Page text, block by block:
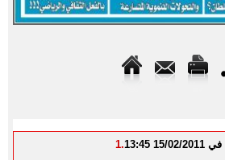
1. في 15/02/2011 13:45